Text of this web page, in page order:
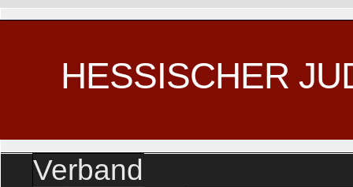
HESSISCHER
Verband